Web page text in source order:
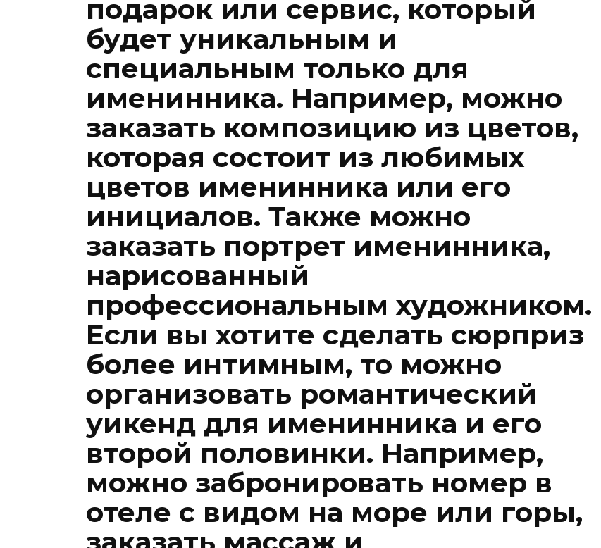
подарок или сервис, который
будет уникальным и
специальным только для
именинника. Например, можно
заказать композицию из цветов,
которая состоит из любимых
цветов именинника или его
инициалов. Также можно
заказать портрет именинника,
нарисованный
профессиональным художником.
Если вы хотите сделать сюрприз
более интимным, то можно
организовать романтический
уикенд для именинника и его
второй половинки. Например,
можно забронировать номер в
отеле с видом на море или горы,